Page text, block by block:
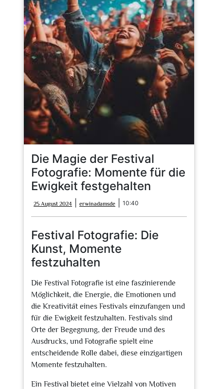
Die Magie der Festival
Fotografie: Momente für die
Ewigkeit festgehalten
25 August 2024
August
2024
erwinadamsde erwinadamsde
10:40
Festival Fotografie: Die
Kunst, Momente
festzuhalten
Die Festival Fotografie ist eine faszinierende
Möglichkeit, die Energie, die Emotionen und
die Kreativität eines Festivals einzufangen und
für die Ewigkeit festzuhalten. Festivals sind
Orte der Begegnung, der Freude und des
Ausdrucks, und Fotografie spielt eine
entscheidende Rolle dabei, diese einzigartigen
Momente festzuhalten.
Ein Festival bietet eine Vielzahl von Motiven